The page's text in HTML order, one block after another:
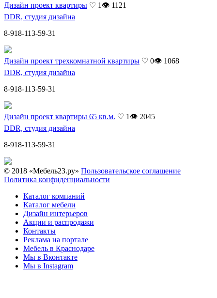
Дизайн проект квартиры ♡ 1 👁 1121
DDR, студия дизайна
8-918-113-59-31
Дизайн проект трехкомнатной квартиры ♡ 0👁 1068
DDR, студия дизайна
8-918-113-59-31
Дизайн проект квартиры 65 кв.м. ♡ 1 👁 2045
DDR, студия дизайна
8-918-113-59-31
© 2018 «Мебель23.ру» Пользовательское соглашение
Политика конфиденциальности
Каталог компаний
Каталог мебели
Дизайн интерьеров
Акции и распродажи
Контакты
Реклама на портале
Мебель в Краснодаре
Мы в Вконтакте
Мы в Instagram